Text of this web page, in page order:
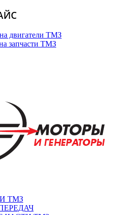
двигатели ТМЗ
запчасти ТМЗ
ТМЗ